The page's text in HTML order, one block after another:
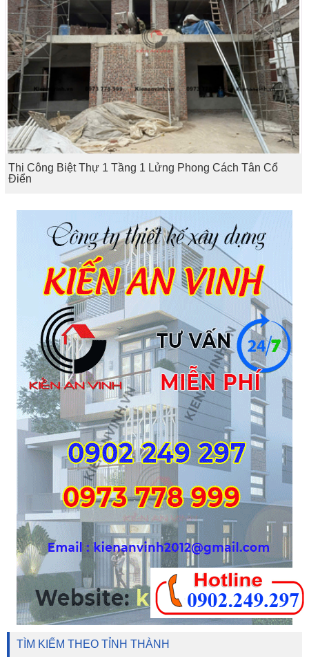
Thi Công Biệt Thự 1 Tầng 1 Lửng Phong Cách Tân Cổ
Điển
TÌM KIẾM THEO TỈNH THÀNH